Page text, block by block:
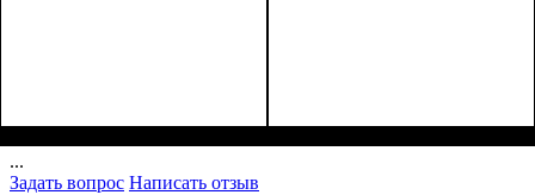
...
Задать вопрос Написать отзыв